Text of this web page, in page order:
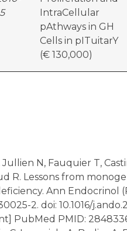
IntraCellular
pAthways in GH
Cells in pITuitarY
(€ 130,000)
Jullien N, Fauquier T,
R. Lessons from
Ann Endocrinol
2. doi: 10.1016/
PubMed PMID: